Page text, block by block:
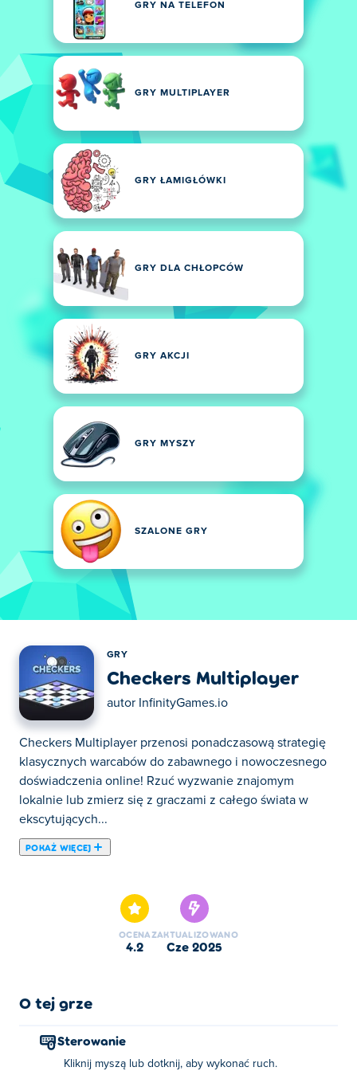
GRY NA TELEFON
GRY MULTIPLAYER
GRY ŁAMIGŁÓWKI
GRY DLA CHŁOPCÓW
GRY AKCJI
GRY MYSZY
SZALONE GRY
GRY
Checkers Multiplayer
autor InfinityGames.io
Checkers Multiplayer przenosi ponadczasową strategię
klasycznych warcabów do zabawnego i nowoczesnego
doświadczenia online! Rzuć wyzwanie znajomym
lokalnie lub zmierz się z graczami z całego świata w
ekscytujących...
POKAŻ WIĘCEJ
doświadczenia online! Rzuć wyzwanie znajomym
lokalnie lub zmierz się z graczami z całego świata w
ekscytujących meczach wieloosobowych. Dostosuj
natychmiastowej rozgrywce i płynnemu sterowaniu
prawdziwym wyzwaniem. Gotowy, aby wykonać swój
OCENA
4.2
ZAKTUALIZOWANO
cze 2025
O tej grze
Sterowanie
Kliknij myszą lub dotknij, aby wykonać ruch.